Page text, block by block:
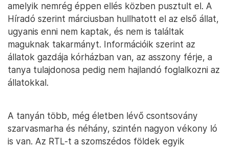
amelyik nemrég éppen ellés közben pusztult el. A
Híradó szerint márciusban hullhatott el az első állat,
ugyanis enni nem kaptak, és nem is találtak
maguknak takarmányt. Információik szerint az
állatok gazdája kórházban van, az asszony férje, a
tanya tulajdonosa pedig nem hajlandó foglalkozni az
állatokkal.
A tanyán több, még életben lévő csontsovány
szarvasmarha és néhány, szintén nagyon vékony ló
is van. Az RTL-t a szomszédos földek egyik